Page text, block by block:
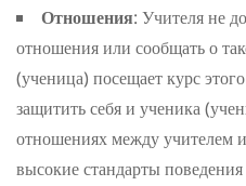
Отношения: Учителя не
отношения или сообщать о
(ученица) посещает курс
защитить себя и ученика
отношениях между учителем
высокие стандарты